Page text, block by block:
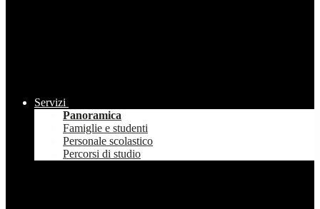
Servizi
Panoramica
Famiglie e studenti
Personale scolastico
Percorsi di studio